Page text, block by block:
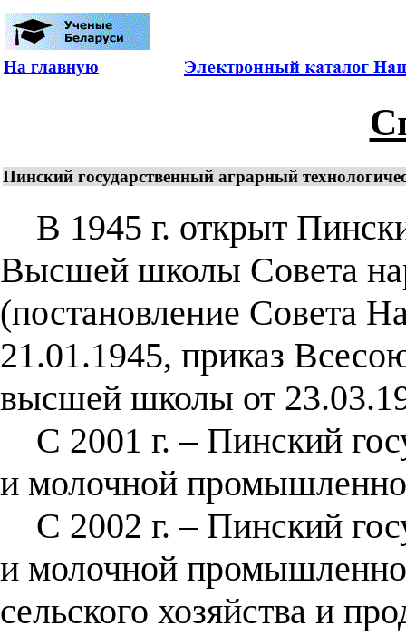
На главную
Пинский государственный аграрный
В 1945 г. открыт
Высшей школы Совета
(постановление Совета
21.01.1945, приказ
высшей школы от
С 2001 г. – Пинский
и молочной
С 2002 г. – Пинский
и молочной
сельского хозяйства и